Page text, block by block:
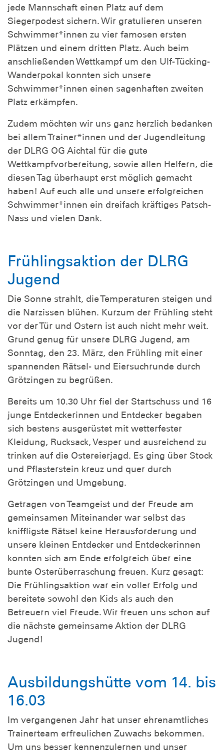
jede Mannschaft einen Platz auf dem
Siegerpodest sichern. Wir gratulieren unseren
Schwimmer*innen zu vier famosen ersten
Plätzen und einem dritten Platz. Auch beim
anschließenden Wettkampf um den Ulf-Tücking-
Wanderpokal konnten sich unsere
Schwimmer*innen einen sagenhaften zweiten
Platz erkämpfen.
Zudem möchten wir uns ganz herzlich bedanken
bei allem Trainer*innen und der Jugendleitung
der DLRG OG Aichtal für die gute
Wettkampfvorbereitung, sowie allen Helfern, die
diesen Tag überhaupt erst möglich gemacht
haben! Auf euch alle und unsere erfolgreichen
Schwimmer*innen ein dreifach kräftiges Patsch-
Nass und vielen Dank.
Frühlingsaktion der DLRG
Jugend
Die Sonne strahlt, die Temperaturen steigen und
die Narzissen blühen. Kurzum der Frühling steht
vor der Tür und Ostern ist auch nicht mehr weit.
Grund genug für unsere DLRG Jugend, am
Sonntag, den 23. März, den Frühling mit einer
spannenden Rätsel- und Eiersuchrunde durch
Grötzingen zu begrüßen.
Bereits um 10.30 Uhr fiel der Startschuss und 16
junge Entdeckerinnen und Entdecker begaben
sich bestens ausgerüstet mit wetterfester
Kleidung, Rucksack, Vesper und ausreichend zu
trinken auf die Ostereierjagd. Es ging über Stock
und Pflasterstein kreuz und quer durch
Grötzingen und Umgebung.
Getragen von Teamgeist und der Freude am
gemeinsamen Miteinander war selbst das
kniffligste Rätsel keine Herausforderung und
unsere kleinen Entdecker und Entdeckerinnen
konnten sich am Ende erfolgreich über eine
bunte Osterüberraschung freuen. Kurz gesagt:
Die Frühlingsaktion war ein voller Erfolg und
bereitete sowohl den Kids als auch den
Betreuern viel Freude. Wir freuen uns schon auf
die nächste gemeinsame Aktion der DLRG
Jugend!
Ausbildungshütte vom 14. bis
16.03
Im vergangenen Jahr hat unser ehrenamtliches
Trainerteam erfreulichen Zuwachs bekommen.
Um uns besser kennenzulernen und unser